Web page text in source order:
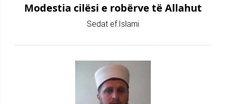
Modestia cilësi e robërve të Allahut
Sedat ef.Islami